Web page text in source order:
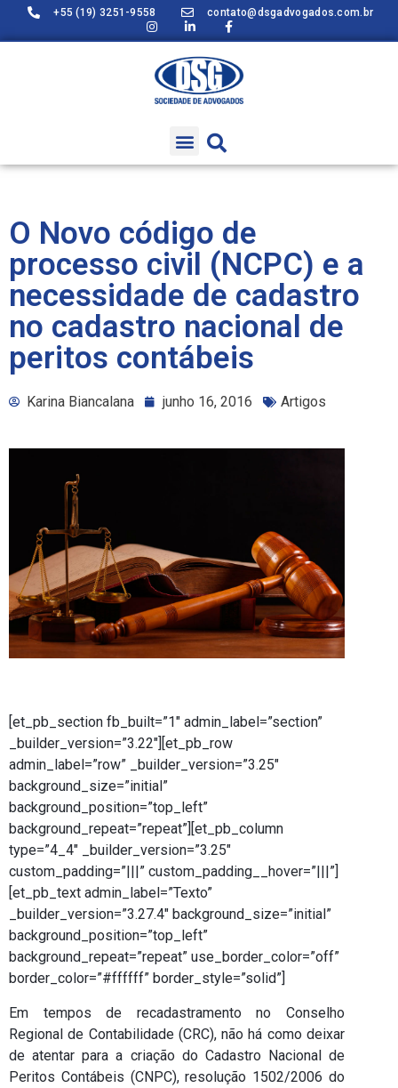
+55 (19) 3251-9558 contato@dsgadvogados.com.br
O Novo código de
processo civil (NCPC) e a
necessidade de cadastro
no cadastro nacional de
peritos contábeis
Karina Biancalana junho 16, 2016 Artigos
[et_pb_section fb_built=”1″ admin_label=”section”
_builder_version=”3.22″][et_pb_row
admin_label=”row” _builder_version=”3.25″
background_size=”initial”
background_position=”top_left”
background_repeat=”repeat”][et_pb_column
type=”4_4″ _builder_version=”3.25″
custom_padding=”|||” custom_padding__hover=”|||”]
[et_pb_text admin_label=”Texto”
_builder_version=”3.27.4″ background_size=”initial”
background_position=”top_left”
background_repeat=”repeat” use_border_color=”off”
border_color=”#ffffff” border_style=”solid”]
Em tempos de recadastramento no Conselho
Regional de Contabilidade (CRC), não há como deixar
de atentar para a criação do Cadastro Nacional de
Peritos Contábeis (CNPC), resolução 1502/2006 do